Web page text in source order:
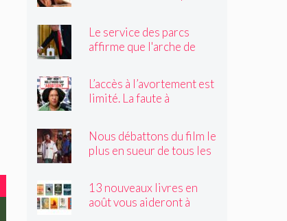
Le service des parcs
affirme que l'arche de
Pourrait-il être déplacé ?
L’accès à l’avortement est
limité. La faute à
Nous débattons du film le
plus en sueur de tous les
13 nouveaux livres en
août vous aideront à